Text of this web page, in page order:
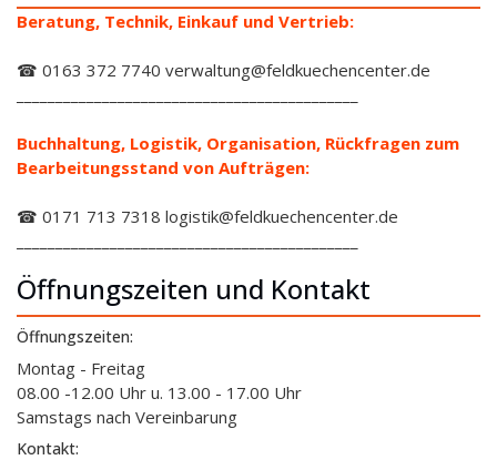
Beratung, Technik, Einkauf und Vertrieb:
☎ 0163 372 7740 verwaltung@feldkuechencenter.de
Buchhaltung, Logistik, Organisation, Rückfragen zum
Bearbeitungsstand von Aufträgen:
☎ 0171 713 7318 logistik@feldkuechencenter.de
Öffnungszeiten und Kontakt
Öffnungszeiten:
Montag - Freitag
08.00 -12.00 Uhr u. 13.00 - 17.00 Uhr
Samstags nach Vereinbarung
Kontakt: